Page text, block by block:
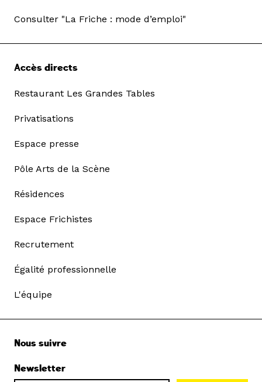
Consulter "La Friche : mode d’emploi"
Accès directs
Restaurant Les Grandes Tables
Privatisations
Espace presse
Pôle Arts de la Scène
Résidences
Espace Frichistes
Recrutement
Égalité professionnelle
L'équipe
Nous suivre
Newsletter